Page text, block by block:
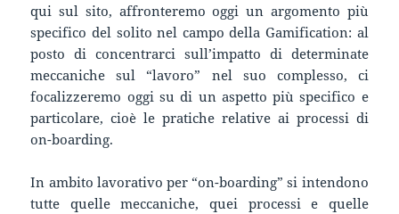
qui sul sito, affronteremo oggi un argomento più
specifico del solito nel campo della Gamification: al
posto di concentrarci sull’impatto di determinate
meccaniche sul “lavoro” nel suo complesso, ci
focalizzeremo oggi su di un aspetto più specifico e
particolare, cioè le pratiche relative ai processi di
on-boarding.
In ambito lavorativo per “on-boarding” si intendono
tutte quelle meccaniche, quei processi e quelle